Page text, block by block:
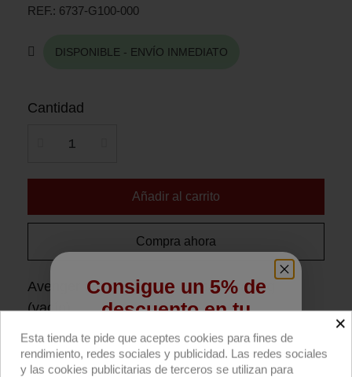
REF. 6737-G100-000
DISPONIBLE - ENVÍO INMEDIATO
Cantidad
Añadir al carrito
Compra ahora
Avenger G100, saco de arena para 6kg
(vacío).
Descripción producto Devoluciones Envío
×
Esta tienda te pide que aceptes cookies para fines de
rendimiento, redes sociales y publicidad. Las redes sociales
y las cookies publicitarias de terceros se utilizan para
Consigue un 5% de
descuento en tu
primera compra
Regístrate para recibir el descuento.